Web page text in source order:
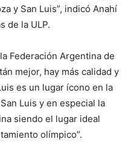
y San Luis”, indicó Anahí
de la ULP.
Federación Argentina de
mejor, hay más calidad y
es un lugar ícono en la
Luis y en especial la
siendo el lugar ideal
olímpico”.